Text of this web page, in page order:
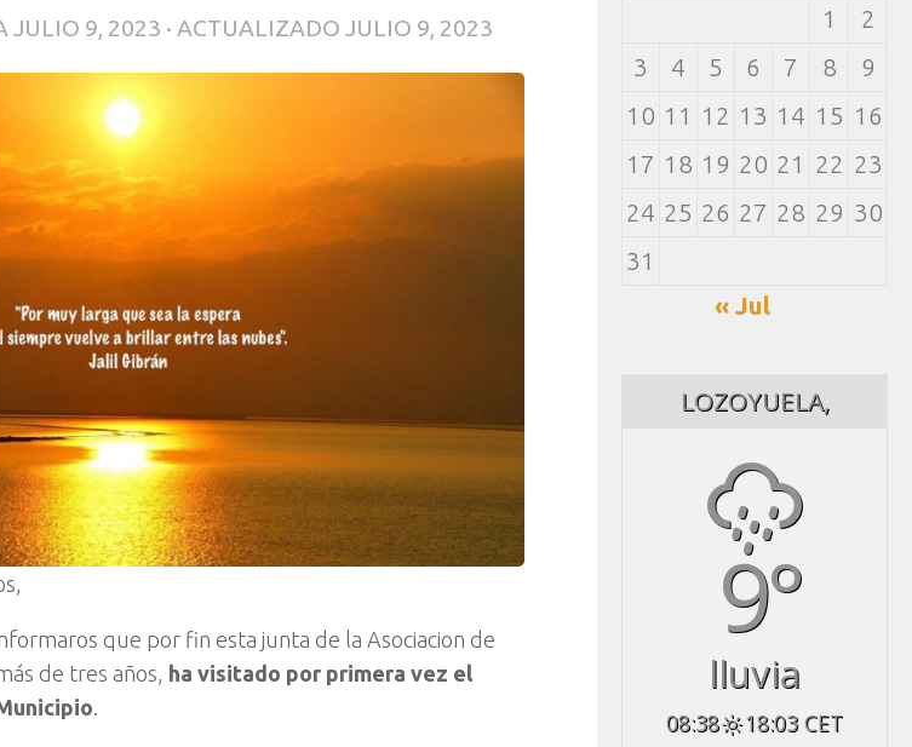
JULIO 9, 2023 · ACTUALIZADO JULIO 9, 2023
que por fin esta junta de la Asociacion de
de tres años, ha visitado por primera vez el
.
1
2
3
4 5 6 7 8
9
10 11 12 13 14 15 16
17 18 19 20 21 22 23
24 25 26 27 28 29 30
31
« Jul
LOZOYUELA,
9°
lluvia
08:38 18:03 CET